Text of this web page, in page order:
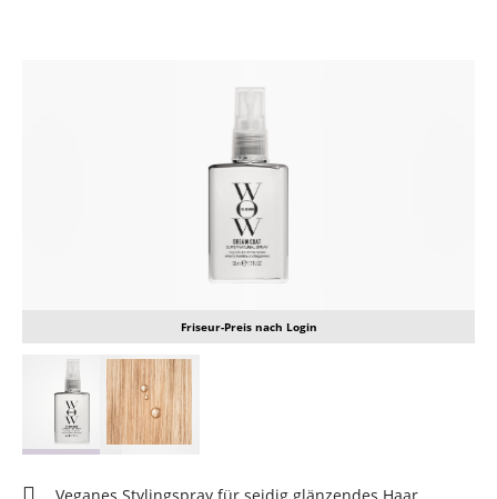
Friseur-Preis nach Login